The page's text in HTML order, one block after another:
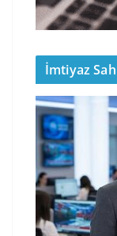
İmtiyaz